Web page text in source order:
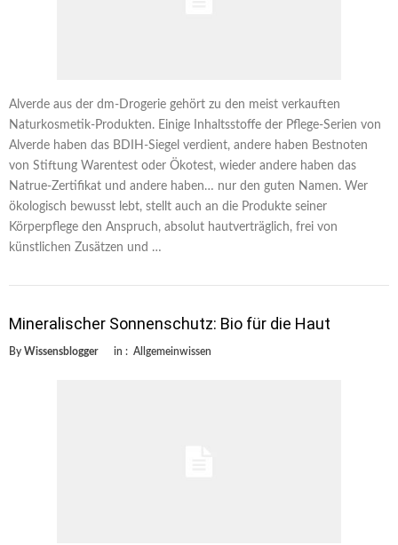
Alverde aus der dm-Drogerie gehört zu den meist verkauften
Naturkosmetik-Produkten. Einige Inhaltsstoffe der Pflege-Serien von
Alverde haben das BDIH-Siegel verdient, andere haben Bestnoten
von Stiftung Warentest oder Ökotest, wieder andere haben das
Natrue-Zertifikat und andere haben… nur den guten Namen. Wer
ökologisch bewusst lebt, stellt auch an die Produkte seiner
Körperpflege den Anspruch, absolut hautverträglich, frei von
künstlichen Zusätzen und …
Mineralischer Sonnenschutz: Bio für die Haut
By Wissensblogger in : Allgemeinwissen